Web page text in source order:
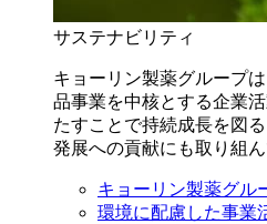
サステナビリティ
キョーリン製薬グループ
品事業を中核とする企業
たすことで持続成長を図
発展への貢献にも取り組ん
キョーリン製薬グル
環境に配慮した事業